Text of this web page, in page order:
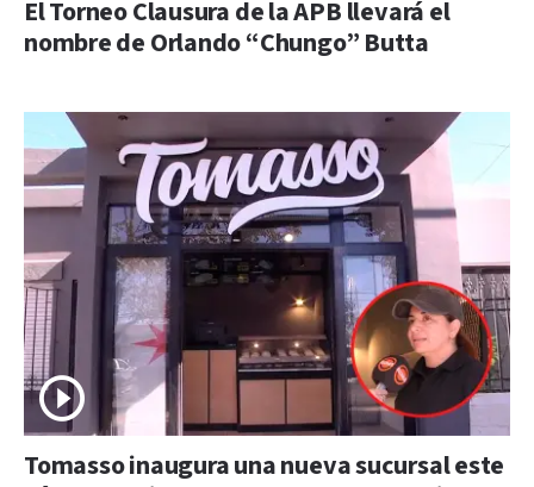
El Torneo Clausura de la APB llevará el
nombre de Orlando “Chungo” Butta
Tomasso inaugura una nueva sucursal este